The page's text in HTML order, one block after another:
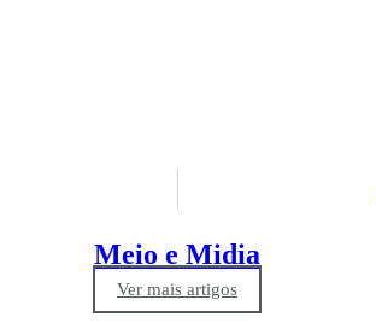
Meio e Midia
Ver mais artigos